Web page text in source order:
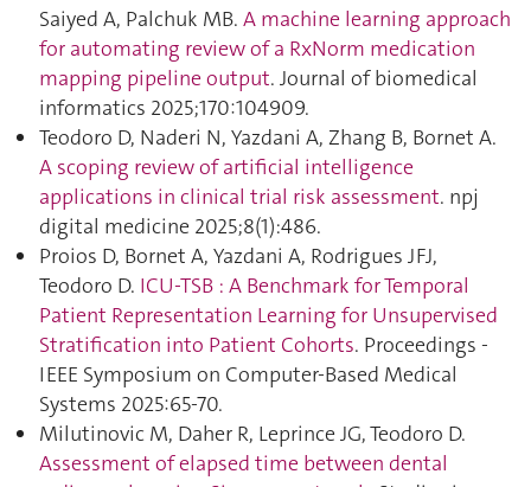
Saiyed A, Palchuk MB. A machine learning approach
for automating review of a RxNorm medication
mapping pipeline output. Journal of biomedical
informatics 2025;170:104909.
Teodoro D, Naderi N, Yazdani A, Zhang B, Bornet A.
A scoping review of artificial intelligence
applications in clinical trial risk assessment. npj
digital medicine 2025;8(1):486.
Proios D, Bornet A, Yazdani A, Rodrigues JFJ,
Teodoro D. ICU-TSB : A Benchmark for Temporal
Patient Representation Learning for Unsupervised
Stratification into Patient Cohorts. Proceedings -
IEEE Symposium on Computer-Based Medical
Systems 2025:65‑70.
Milutinovic M, Daher R, Leprince JG, Teodoro D.
Assessment of elapsed time between dental